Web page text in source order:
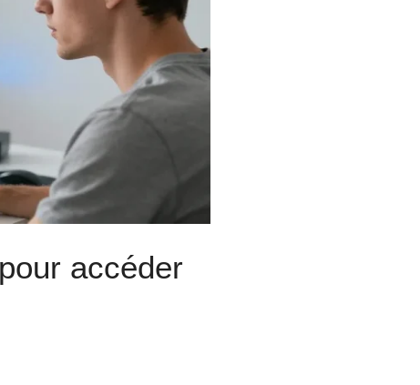
accéder